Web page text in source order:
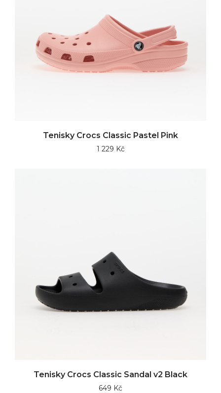
Tenisky Crocs Classic Pastel Pink
1 229 Kč
Tenisky Crocs Classic Sandal v2 Black
649 Kč